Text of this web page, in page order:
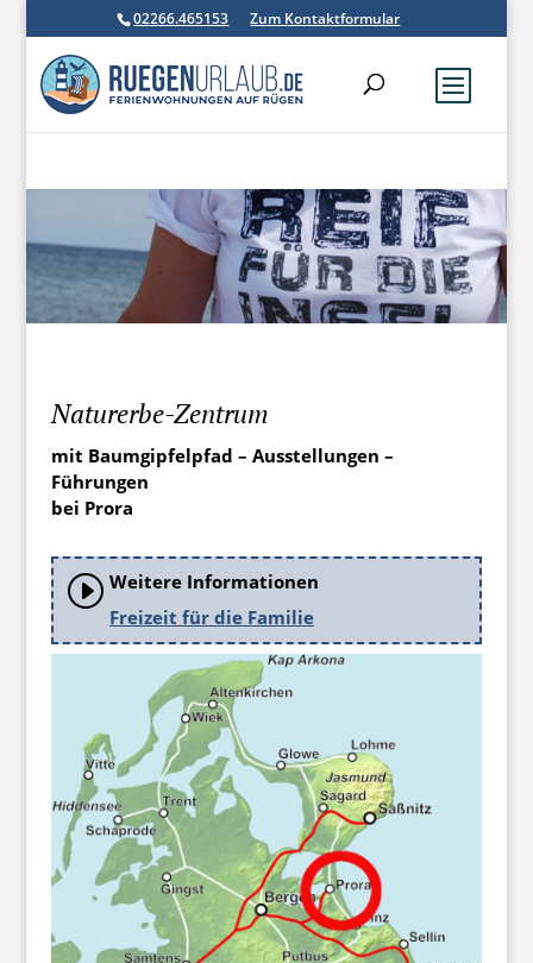
02266.465153 Zum Kontaktformular
Naturerbe-Zentrum
mit Baumgipfelpfad – Ausstellungen –
Führungen
bei Prora
I Weitere Informationen
Freizeit für die Familie